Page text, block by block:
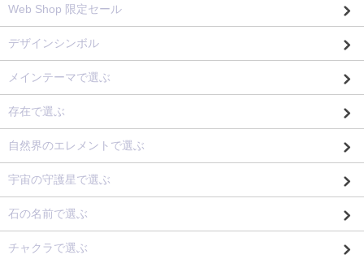
Web Shop 限定セール
デザインシンボル
メインテーマで選ぶ
存在で選ぶ
自然界のエレメントで選ぶ
宇宙の守護星で選ぶ
石の名前で選ぶ
チャクラで選ぶ